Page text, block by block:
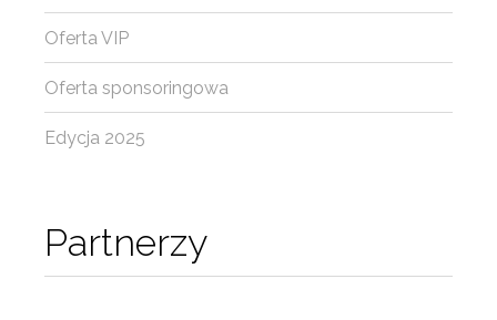
Partnerzy
Oferta VIP
Oferta sponsoringowa
Edycja 2025